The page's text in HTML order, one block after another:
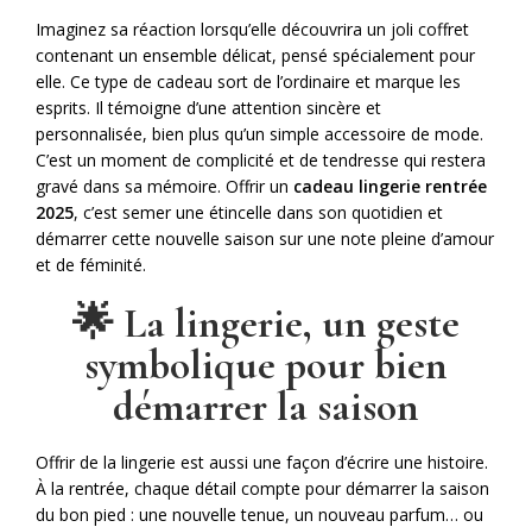
Imaginez sa réaction lorsqu’elle découvrira un joli coffret
contenant un ensemble délicat, pensé spécialement pour
elle. Ce type de cadeau sort de l’ordinaire et marque les
esprits. Il témoigne d’une attention sincère et
personnalisée, bien plus qu’un simple accessoire de mode.
C’est un moment de complicité et de tendresse qui restera
gravé dans sa mémoire. Offrir un cadeau lingerie rentrée
2025, c’est semer une étincelle dans son quotidien et
démarrer cette nouvelle saison sur une note pleine d’amour
et de féminité.
🌟 La lingerie, un geste
symbolique pour bien
démarrer la saison
Offrir de la lingerie est aussi une façon d’écrire une histoire.
À la rentrée, chaque détail compte pour démarrer la saison
du bon pied : une nouvelle tenue, un nouveau parfum… ou